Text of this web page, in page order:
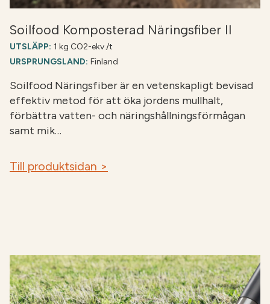
Soilfood Komposterad Näringsfiber II
UTSLÄPP: 1 kg CO2-ekv./t
URSPRUNGSLAND: Finland
Soilfood Näringsfiber är en vetenskapligt bevisad
effektiv metod för att öka jordens mullhalt,
förbättra vatten- och näringshållningsförmågan
samt mik…
Till produktsidan >